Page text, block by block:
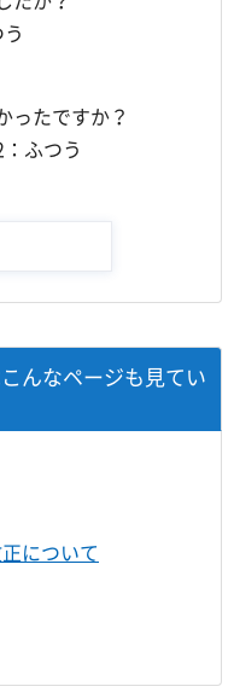
ったですか？
ふつう
んなページも見てい
について